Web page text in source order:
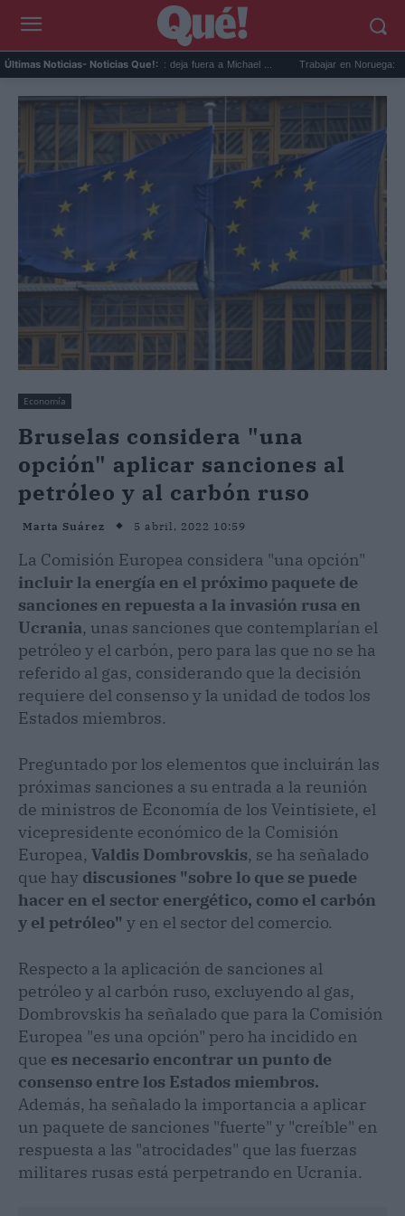
Últimas Noticias- Noticias Que!:
Booker mejor quinteto: deja fuera a Michael ... Trabajar en Noruega: 13.000
Economía
Bruselas considera "una
opción" aplicar sanciones al
petróleo y al carbón ruso
Marta Suárez 5 abril, 2022 10:59
La Comisión Europea considera "una opción"
incluir la energía en el próximo paquete de
sanciones en repuesta a la invasión rusa en
Ucrania, unas sanciones que contemplarían el
petróleo y el carbón, pero para las que no se ha
referido al gas, considerando que la decisión
requiere del consenso y la unidad de todos los
Estados miembros.
Preguntado por los elementos que incluirán las
próximas sanciones a su entrada a la reunión
de ministros de Economía de los Veintisiete, el
vicepresidente económico de la Comisión
Europea, Valdis Dombrovskis, se ha señalado
que hay discusiones "sobre lo que se puede
hacer en el sector energético, como el carbón
y el petróleo" y en el sector del comercio.
Respecto a la aplicación de sanciones al
petróleo y al carbón ruso, excluyendo al gas,
Dombrovskis ha señalado que para la Comisión
Europea "es una opción" pero ha incidido en
que es necesario encontrar un punto de
consenso entre los Estados miembros.
Además, ha señalado la importancia a aplicar
un paquete de sanciones "fuerte" y "creíble" en
respuesta a las "atrocidades" que las fuerzas
militares rusas está perpetrando en Ucrania.